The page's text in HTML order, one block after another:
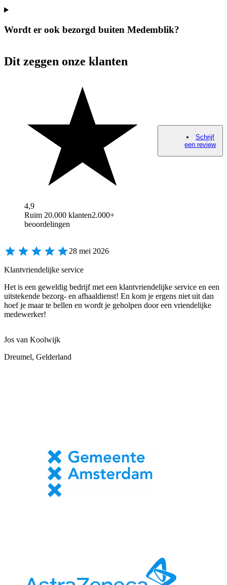
Wordt er ook bezorgd buiten Medemblik?
Dit zeggen onze klanten
4,9
Ruim 20.000 klanten2.000+
beoordelingen
Schrijf
een review
28 mei 2026
Klantvriendelijke service
Het is een geweldig bedrijf met een klantvriendelijke service en een
uitstekende bezorg- en afhaaldienst! En kom je ergens niet uit dan
hoef je maar te bellen en wordt je geholpen door een vriendelijke
medewerker!
Jos van Koolwijk
Dreumel, Gelderland